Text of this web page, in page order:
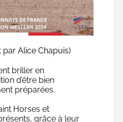
par Alice Chapuis)
briller en
d’être bien
préparées.
Horses et
grâce à leur